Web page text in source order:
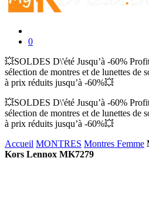
0
💥SOLDES D\'été Jusqu’à -60%
sélection de montres et de lunettes de
à prix réduits jusqu’à -60%💥
💥SOLDES D\'été Jusqu’à -60%
sélection de montres et de lunettes de
à prix réduits jusqu’à -60%💥
Accueil MONTRES Montres Femme
Kors Lennox MK7279